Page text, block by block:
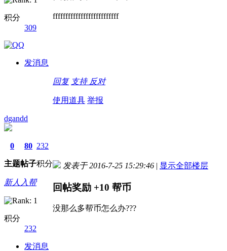
积分
309
发消息
ffffffffffffffffffffffffff
回复 支持 反对
使用道具 举报
dgandd
0
主题
80
帖子
232
积分
新人入帮
积分
232
发消息
发表于 2016-7-25 15:29:46 | 显示全部楼层
回帖奖励 +10 帮币
没那么多帮币怎么办???